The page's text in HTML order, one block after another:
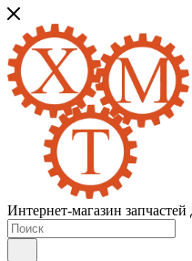
Интернет-магазин запчастей